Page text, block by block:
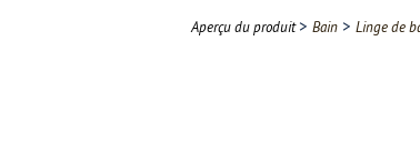
Aperçu du produit > Bain > Linge de